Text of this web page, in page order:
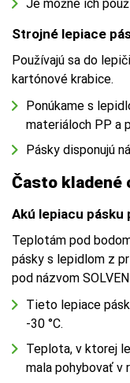
Je možné ich
Strojné lepiace
Používajú sa do
kartónové krabice.
Ponúkame s
materiáloch PP a
Pásky disponujú
Často kladené
Akú lepiacu pásku
Teplotám pod
pásky s lepidlom z
pod názvom
Tieto lepiace
-30 °C.
Teplota, v ktorej
mala pohybovať v